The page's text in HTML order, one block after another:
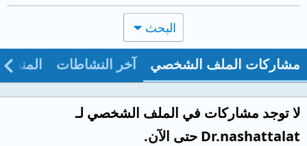
البحث
مشاركات الملف الشخصي آخر النشاطات
لا توجد مشاركات في الملف الشخصي لـ
Dr.nashattalat حتى الآن.